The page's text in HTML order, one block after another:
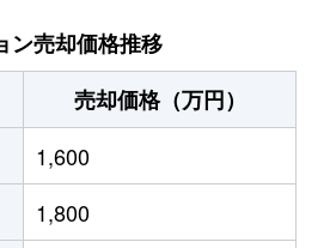
650万円
尼崎(ＪＲ)
1,500万円
尼崎(ＪＲ)
1,300万円
570万円
ン売却価格推移
売却価格（万円）
1,600
1,800